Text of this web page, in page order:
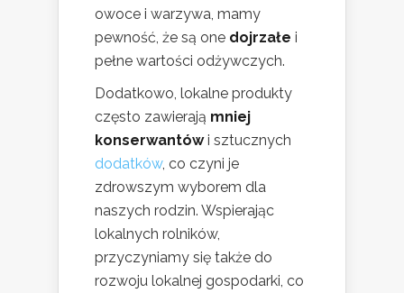
owoce i warzywa, mamy
pewność, że są one dojrzałe i
pełne wartości odżywczych.
Dodatkowo, lokalne produkty
często zawierają mniej
konserwantówi sztucznych
dodatków, co czyni je
zdrowszym wyborem dla
naszych rodzin. Wspierając
lokalnych rolników,
przyczyniamy się także do
rozwoju lokalnej gospodarki, co